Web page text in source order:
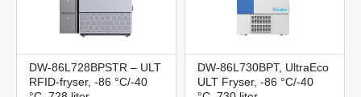
DW-86L728BPSTR – ULT
RFID-fryser, -86 °C/-40
DW-86L730BPT, UltraEco
ULT Fryser, -86 °C/-40